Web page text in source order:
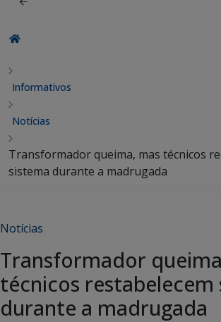
Informativos
Notícias
Transformador queima, mas técnicos
sistema durante a madrugada
Notícias
Transformador
técnicos restabelecem
durante a madrugada